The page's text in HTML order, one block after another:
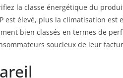
la classe énergétique du
est élevé, plus la climatisation est
bien classés en termes de
soucieux de leur